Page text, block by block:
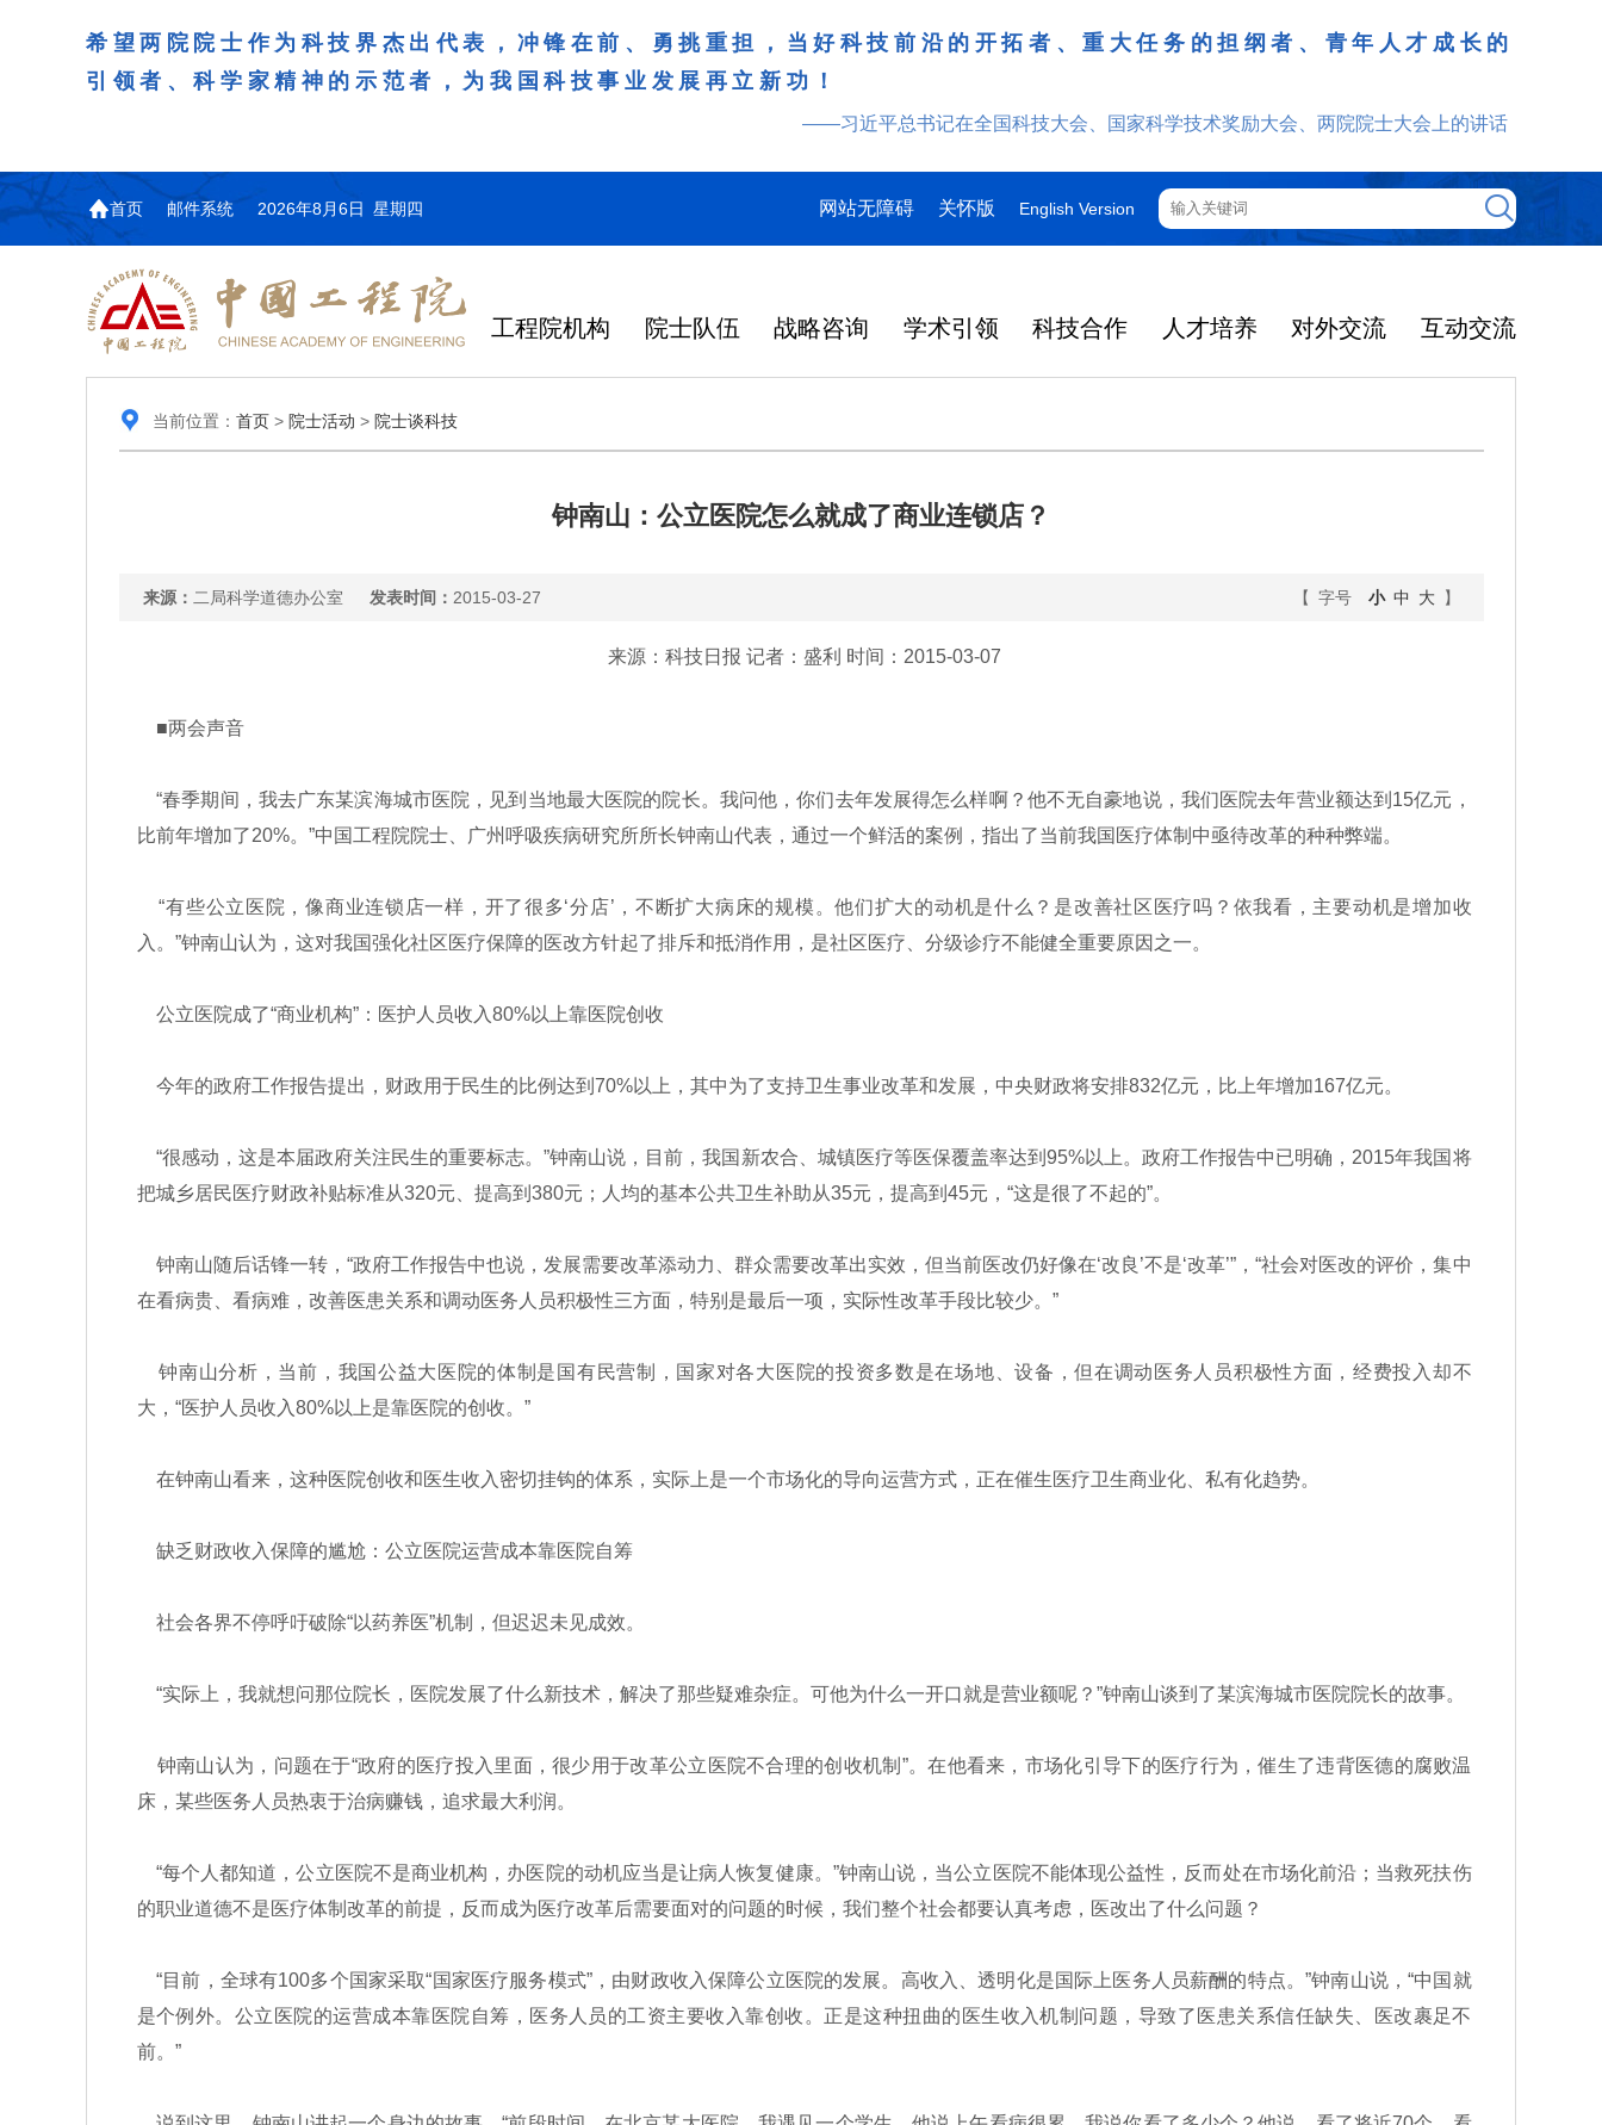
希望两院院士作为科技界杰出代表，冲锋在前、勇挑重担，当好科技前沿的开拓者、重大任务的担纲者、青年人才成长的
引领者、科学家精神的示范者，为我国科技事业发展再立新功！
——习近平总书记在全国科技大会、国家科学技术奖励大会、两院院士大会上的讲话
首页 邮件系统 2026年8月6日 星期四 网站无障碍 关怀版 English Version
工程院机构 院士队伍 战略咨询 学术引领 科技合作 人才培养 对外交流 互动交流
当前位置： 首页> 院士活动 > 院士谈科技
钟南山：公立医院怎么就成了商业连锁店？
来源： 二局科学道德办公室 发表时间： 2015-03-27 【 字号 小 中 大】
来源：科技日报 记者：盛利 时间：2015-03-07
■两会声音
“春季期间，我去广东某滨海城市医院，见到当地最大医院的院长。我问他，你们去年发展得怎么样啊？他不无自豪地说，我们医院去年营业额达到15亿元，
比前年增加了20%。”中国工程院院士、广州呼吸疾病研究所所长钟南山代表，通过一个鲜活的案例，指出了当前我国医疗体制中亟待改革的种种弊端。
“有些公立医院，像商业连锁店一样，开了很多‘分店’，不断扩大病床的规模。他们扩大的动机是什么？是改善社区医疗吗？依我看，主要动机是增加收
入。”钟南山认为，这对我国强化社区医疗保障的医改方针起了排斥和抵消作用，是社区医疗、分级诊疗不能健全重要原因之一。
公立医院成了“商业机构”：医护人员收入80%以上靠医院创收
今年的政府工作报告提出，财政用于民生的比例达到70%以上，其中为了支持卫生事业改革和发展，中央财政将安排832亿元，比上年增加167亿元。
“很感动，这是本届政府关注民生的重要标志。”钟南山说，目前，我国新农合、城镇医疗等医保覆盖率达到95%以上。政府工作报告中已明确，2015年我国将
把城乡居民医疗财政补贴标准从320元、提高到380元；人均的基本公共卫生补助从35元，提高到45元，“这是很了不起的”。
钟南山随后话锋一转，“政府工作报告中也说，发展需要改革添动力、群众需要改革出实效，但当前医改仍好像在‘改良’不是‘改革’”，“社会对医改的评价，集中
在看病贵、看病难，改善医患关系和调动医务人员积极性三方面，特别是最后一项，实际性改革手段比较少。”
钟南山分析，当前，我国公益大医院的体制是国有民营制，国家对各大医院的投资多数是在场地、设备，但在调动医务人员积极性方面，经费投入却不
大，“医护人员收入80%以上是靠医院的创收。”
在钟南山看来，这种医院创收和医生收入密切挂钩的体系，实际上是一个市场化的导向运营方式，正在催生医疗卫生商业化、私有化趋势。
缺乏财政收入保障的尴尬：公立医院运营成本靠医院自筹
社会各界不停呼吁破除“以药养医”机制，但迟迟未见成效。
“实际上，我就想问那位院长，医院发展了什么新技术，解决了那些疑难杂症。可他为什么一开口就是营业额呢？”钟南山谈到了某滨海城市医院院长的故事。
钟南山认为，问题在于“政府的医疗投入里面，很少用于改革公立医院不合理的创收机制”。在他看来，市场化引导下的医疗行为，催生了违背医德的腐败温
床，某些医务人员热衷于治病赚钱，追求最大利润。
“每个人都知道，公立医院不是商业机构，办医院的动机应当是让病人恢复健康。”钟南山说，当公立医院不能体现公益性，反而处在市场化前沿；当救死扶伤
的职业道德不是医疗体制改革的前提，反而成为医疗改革后需要面对的问题的时候，我们整个社会都要认真考虑，医改出了什么问题？
“目前，全球有100多个国家采取“国家医疗服务模式”，由财政收入保障公立医院的发展。高收入、透明化是国际上医务人员薪酬的特点。”钟南山说，“中国就
是个例外。公立医院的运营成本靠医院自筹，医务人员的工资主要收入靠创收。正是这种扭曲的医生收入机制问题，导致了医患关系信任缺失、医改裹足不
前。”